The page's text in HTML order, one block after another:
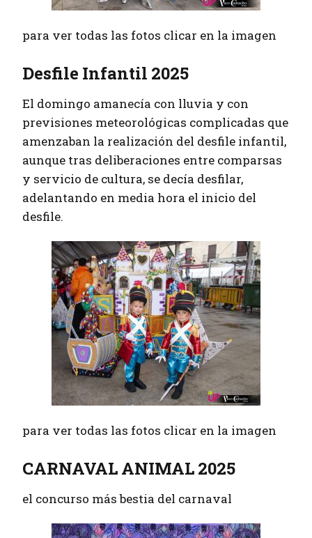
para ver todas las fotos clicar en la imagen
Desfile Infantil 2025
El domingo amanecía con lluvia y con
previsiones meteorológicas complicadas que
amenzaban la realización del desfile infantil,
aunque tras deliberaciones entre comparsas
y servicio de cultura, se decía desfilar,
adelantando en media hora el inicio del
desfile.
para ver todas las fotos clicar en la imagen
CARNAVAL ANIMAL 2025
el concurso más bestia del carnaval